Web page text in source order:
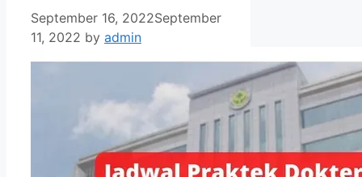
September 16, 2022September
11, 2022 by admin